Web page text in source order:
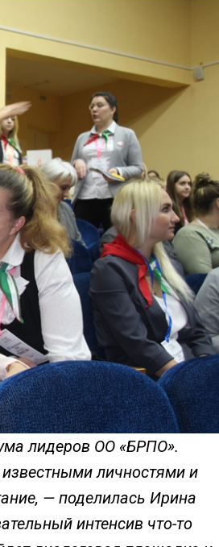
лидеров ОО «БРПО».
известными личностями и
— поделилась Ирина
интенсив что-то